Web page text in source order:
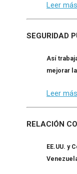
Leer más
SEGURIDAD
Así
mejorar
Leer más
RELACIÓN
EE.UU. y